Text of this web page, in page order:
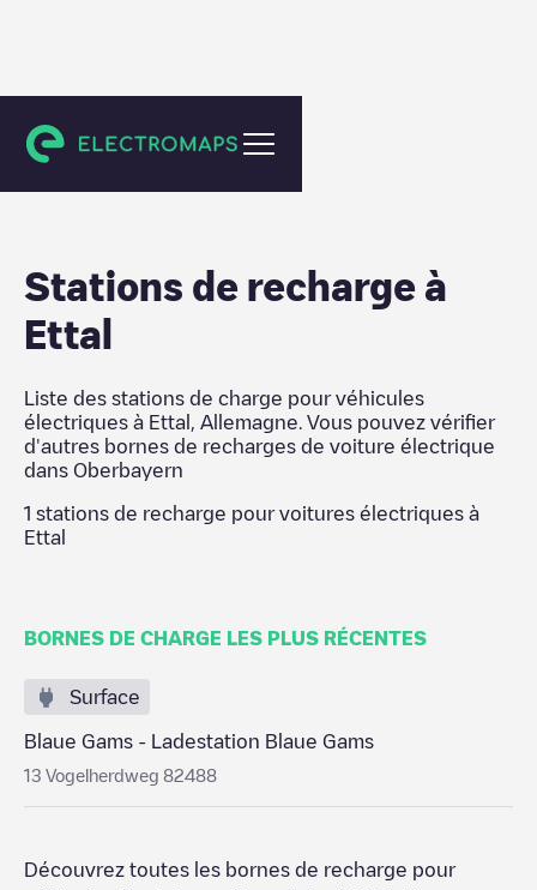
Oberbayern
Stations de recharge à
Ettal
Liste des stations de charge pour véhicules
électriques à Ettal Allemagne . Vous pouvez vérifier
d'autres bornes de recharges de voiture électrique
dans Oberbayern
1 stations de recharge pour voitures électriques à
Ettal
BORNES DE CHARGE LES PLUS RÉCENTES
Surface
Blaue Gams - Ladestation Blaue Gams
13 Vogelherdweg 82488
Découvrez toutes les bornes de recharge pour